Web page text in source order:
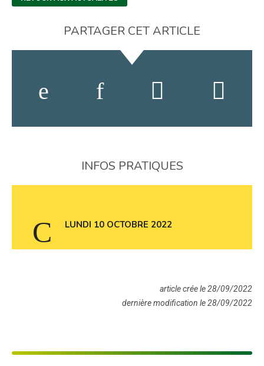
PARTAGER CET ARTICLE
INFOS PRATIQUES
LUNDI 10 OCTOBRE 2022
article crée le 28/09/2022
dernière modification le 28/09/2022